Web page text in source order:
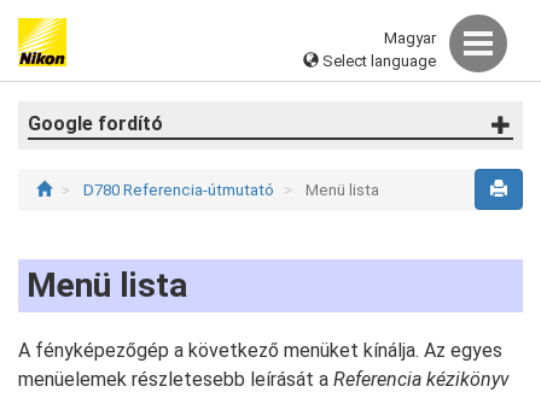
Magyar
Select language
Google fordító
D780 Referencia-útmutató Menü lista
Menü lista
A fényképezőgép a következő menüket kínálja. Az egyes
menüelemek részletesebb leírását a Referencia kézikönyv